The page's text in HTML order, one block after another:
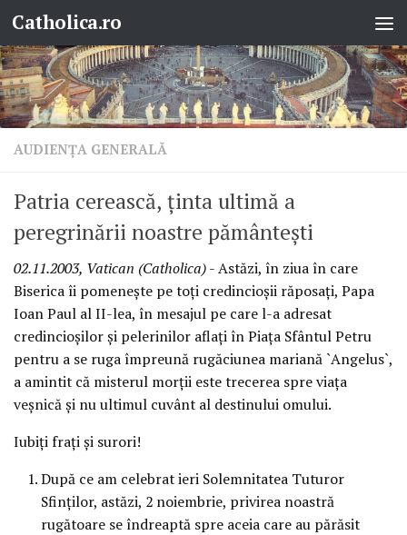
Skip to content
Catholica.ro
AUDIENŢA GENERALĂ
Patria cerească, ţinta ultimă a
peregrinării noastre pământeşti
02.11.2003, Vatican (Catholica)- Astăzi, în ziua în care
Biserica îi pomeneşte pe toţi credincioşii răposaţi, Papa
Ioan Paul al II-lea, în mesajul pe care l-a adresat
credincioşilor şi pelerinilor aflaţi în Piaţa Sfântul Petru
pentru a se ruga împreună rugăciunea mariană `Angelus`,
a amintit că misterul morţii este trecerea spre viaţa
veşnică şi nu ultimul cuvânt al destinului omului.
Iubiţi fraţi şi surori!
După ce am celebrat ieri Solemnitatea Tuturor
Sfinţilor, astăzi, 2 noiembrie, privirea noastră
rugătoare se îndreaptă spre aceia care au părăsit